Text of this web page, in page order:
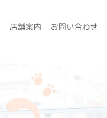
店舗案内 お問い合わせ